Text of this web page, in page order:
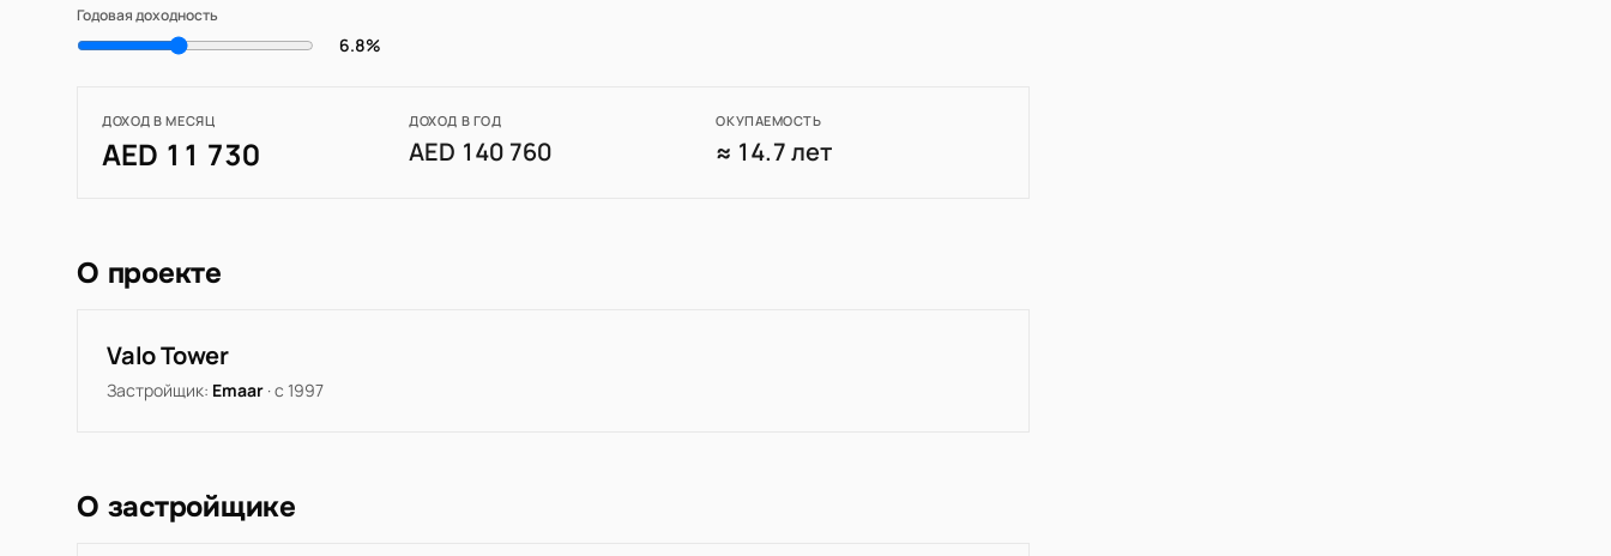
Годовая доходность
6.8%
ДОХОД В МЕСЯЦ
AED 11 730
ДОХОД В ГОД
AED 140 760
ОКУПАЕМОСТЬ
≈ 14.7 лет
О проекте
Valo Tower
Застройщик: Emaar · с 1997
О застройщике